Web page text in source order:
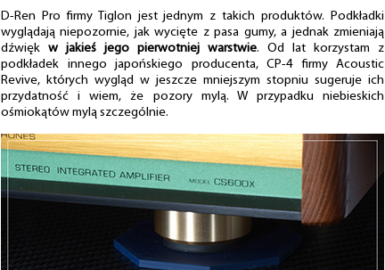
D-Ren Pro firmy Tiglon jest jednym z takich produktów. Podkładki
wyglądają niepozornie, jak wycięte z pasa gumy, a jednak zmieniają
dźwięk w jakieś jego pierwotniej warstwie. Od lat korzystam z
podkładek innego japońskiego producenta, CP-4 firmy Acoustic
Revive, których wygląd w jeszcze mniejszym stopniu sugeruje ich
przydatność i wiem, że pozory mylą. W przypadku niebieskich
ośmiokątów mylą szczególnie.